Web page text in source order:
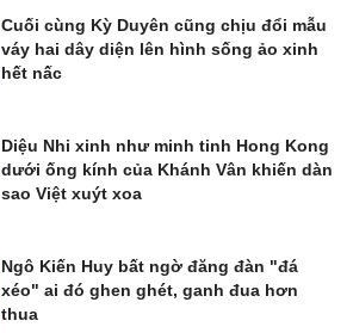
Cuối cùng Kỳ Duyên cũng chịu đổi mẫu
váy hai dây diện lên hình sống ảo xinh
hết nấc
Diệu Nhi xinh như minh tinh Hong Kong
dưới ống kính của Khánh Vân khiến dàn
sao Việt xuýt xoa
Ngô Kiến Huy bất ngờ đăng đàn "đá
xéo" ai đó ghen ghét, ganh đua hơn
thua